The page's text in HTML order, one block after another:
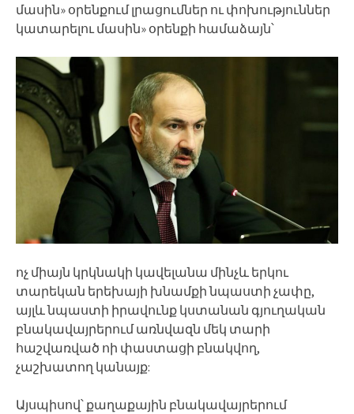
մասին» օրենքում լրացումներ ու փոխություններ
կատարելու մասին» օրենքի համաձայն՝
ոչ միայն կրկնակի կավելանա մինչև երկու
տարեկան երեխայի խնամքի նպաստի չափը,
այլև նպաստի իրավունք կստանան գյուղական
բնակավայրերում առնվազն մեկ տարի
հաշվառված ոի փաստացի բնակվող,
չաշխատող կանայք:
Այսպիսով՝ քաղաքային բնակավայրերում